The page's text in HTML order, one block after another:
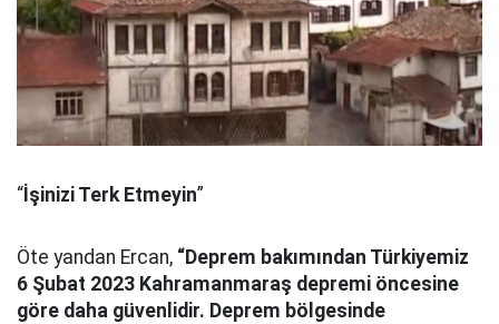
“İşinizi Terk Etmeyin”
Öte yandan Ercan, “Deprem bakımından Türkiyemiz
6 Şubat 2023 Kahramanmaraş depremi öncesine
göre daha güvenlidir. Deprem bölgesinde